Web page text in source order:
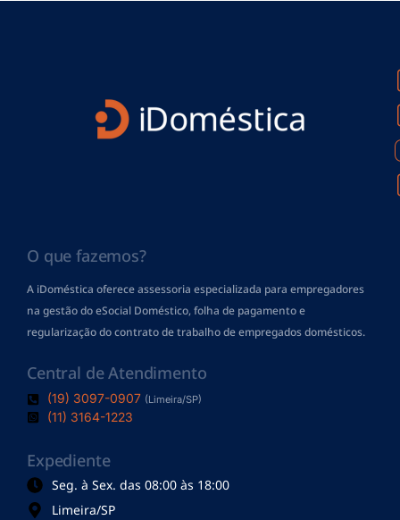
O que fazemos?
A iDoméstica oferece assessoria especializada para empregadores
na gestão do eSocial Doméstico, folha de pagamentoe
regularização do contrato de trabalho de empregados domésticos.
Central de Atendimento
(19) 3097-0907 (Limeira/SP)
(11) 3164-1223
Expediente
Seg. à Sex. das 08:00 às 18:00
Limeira/SP